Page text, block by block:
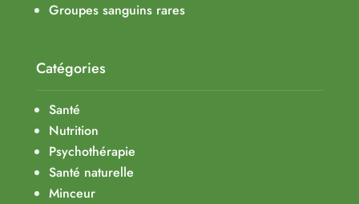
Groupes sanguins rares
Catégories
Santé
Nutrition
Psychothérapie
Santé naturelle
Minceur